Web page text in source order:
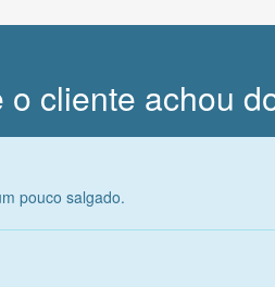
o cliente achou
pouco salgado.